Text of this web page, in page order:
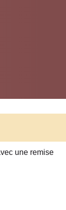
une remise